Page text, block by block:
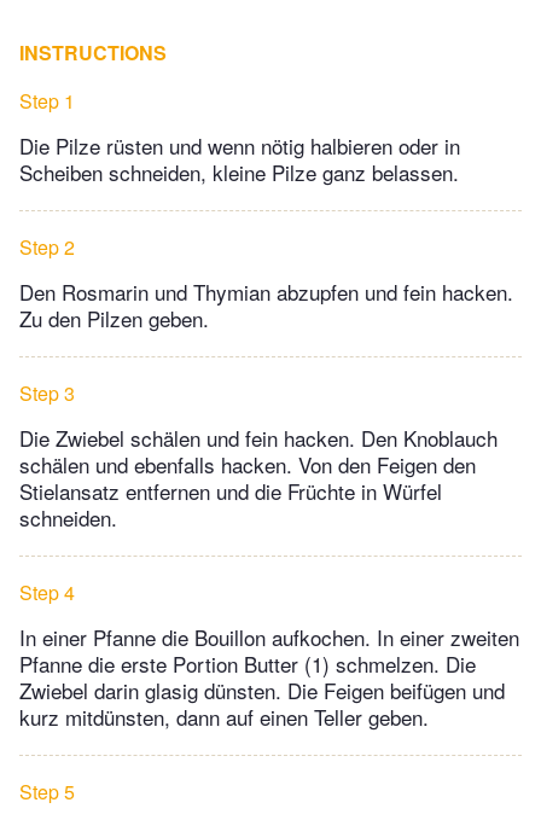
INSTRUCTIONS
Step 1
Die Pilze rüsten und wenn nötig halbieren oder in
Scheiben schneiden, kleine Pilze ganz belassen.
Step 2
Den Rosmarin und Thymian abzupfen und fein hacken.
Zu den Pilzen geben.
Step 3
Die Zwiebel schälen und fein hacken. Den Knoblauch
schälen und ebenfalls hacken. Von den Feigen den
Stielansatz entfernen und die Früchte in Würfel
schneiden.
Step 4
In einer Pfanne die Bouillon aufkochen. In einer zweiten
Pfanne die erste Portion Butter (1) schmelzen. Die
Zwiebel darin glasig dünsten. Die Feigen beifügen und
kurz mitdünsten, dann auf einen Teller geben.
Step 5